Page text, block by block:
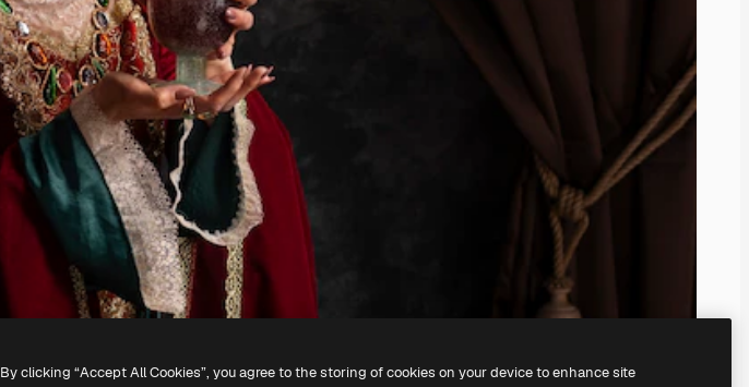
By clicking “Accept All Cookies”, you agree to the storing of cookies on your device to enhance site